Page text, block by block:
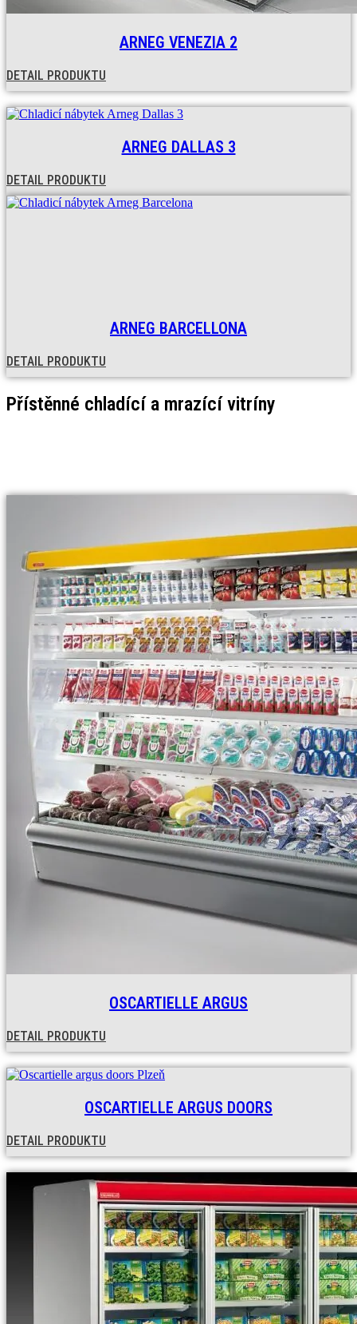
ARNEG VENEZIA 2
DETAIL PRODUKTU
ARNEG DALLAS 3
DETAIL PRODUKTU
ARNEG BARCELLONA
DETAIL PRODUKTU
Přístěnné chladící a mrazící vitríny
OSCARTIELLE ARGUS
DETAIL PRODUKTU
OSCARTIELLE ARGUS DOORS
DETAIL PRODUKTU